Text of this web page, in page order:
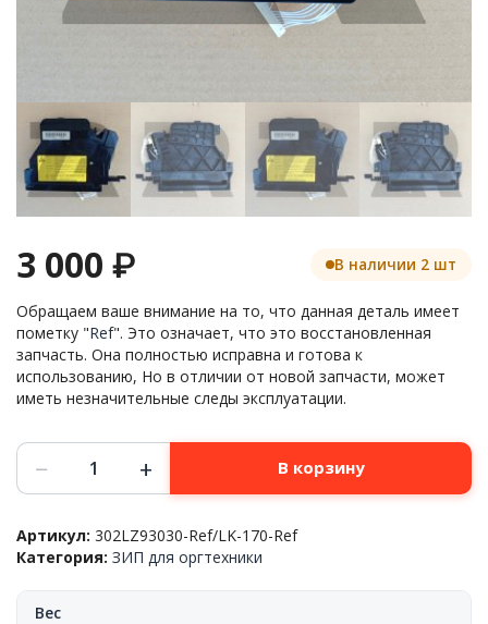
3 000 ₽
Обращаем ваше внимание на то, что данная деталь имеет
пометку "Ref". Это означает, что это восстановленная
запчасть. Она полностью исправна и готова к
использованию, Но в отличии от новой запчасти, может
иметь незначительные следы эксплуатации.
В наличии 2 шт
Количество
товара
Блок
Kyocera-
Mita™
M2035dn/PN//M2535dn/FS1035MFP,
− + В корзину
Артикул: 302LZ93030-Ref/LK-170-Ref
Категория: ЗИП для оргтехники
Вес